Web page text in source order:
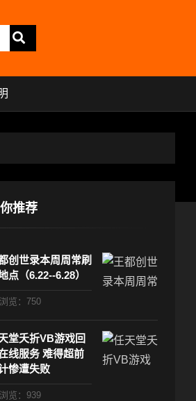
推荐
创世录本周周常刷
点（6.22--6.28）
浏览：750
堂夭折VB游戏回
线服务 难得超前
惨遭失败
浏览：939